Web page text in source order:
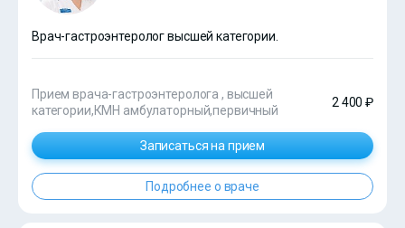
Врач-гастроэнтеролог высшей категории.
Прием врача-гастроэнтеролога , высшей
категории,КМН амбулаторный,первичный
2 400 ₽
Записаться на прием
Подробнее о враче